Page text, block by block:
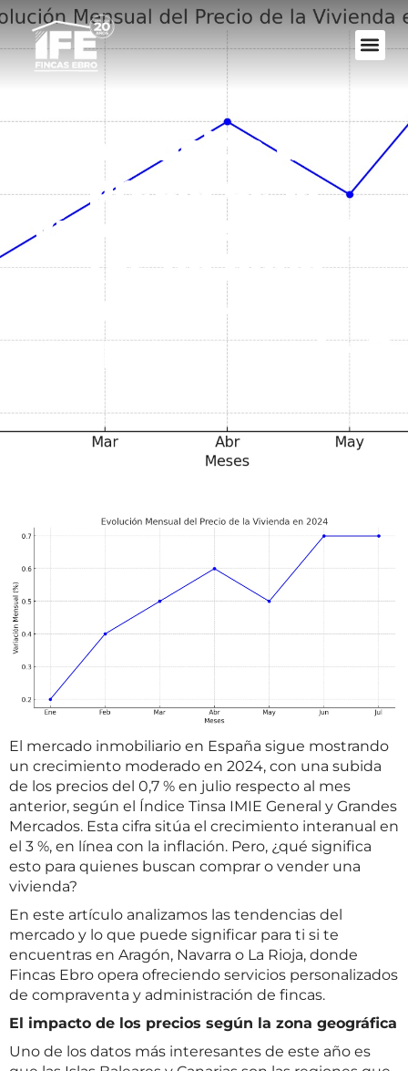
Evolución del
precio de la
vivienda en 2024:
¿Es un buen
momento para
comprar o vender?
El mercado inmobiliario en España sigue mostrando
un crecimiento moderado en 2024, con una subida
de los precios del 0,7 % en julio respecto al mes
anterior, según el Índice Tinsa IMIE General y Grandes
Mercados. Esta cifra sitúa el crecimiento interanual en
el 3 %, en línea con la inflación. Pero, ¿qué significa
esto para quienes buscan comprar o vender una
vivienda?
En este artículo analizamos las tendencias del
mercado y lo que puede significar para ti si te
encuentras en Aragón, Navarra o La Rioja, donde
Fincas Ebro opera ofreciendo servicios personalizados
de compraventa y administración de fincas.
El impacto de los precios según la zona geográfica
Uno de los datos más interesantes de este año es